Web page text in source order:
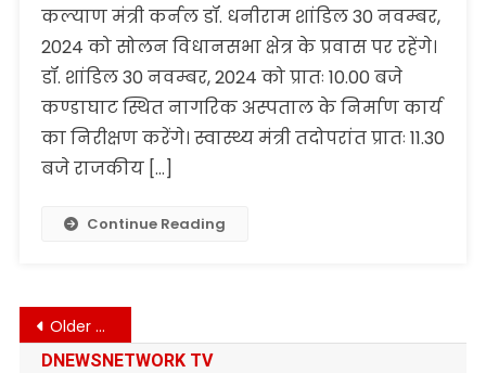
कल्याण मंत्री कर्नल डॉ. धनीराम शांडिल 30 नवम्बर,
2024 को सोलन विधानसभा क्षेत्र के प्रवास पर रहेंगे।
डॉ. शांडिल 30 नवम्बर, 2024 को प्रातः 10.00 बजे
कण्डाघाट स्थित नागरिक अस्पताल के निर्माण कार्य
का निरीक्षण करेंगे। स्वास्थ्य मंत्री तदोपरांत प्रातः 11.30
बजे राजकीय […]
Continue Reading
Posts
Older posts
DNEWSNETWORK TV